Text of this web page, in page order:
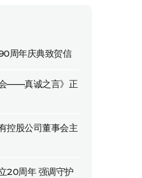
周年庆典致贺信
——真诚之言》正
控股公司董事会主
20周年 强调守护